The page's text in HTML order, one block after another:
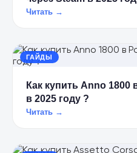
Читать →
ГАЙДЫ
Как купить Anno 1800 в России через Steam
в 2025 году ?
Читать →